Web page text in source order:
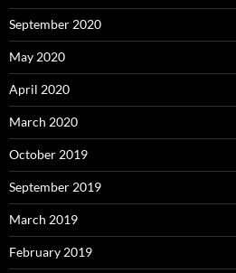
September 2020
May 2020
April 2020
March 2020
October 2019
September 2019
March 2019
February 2019